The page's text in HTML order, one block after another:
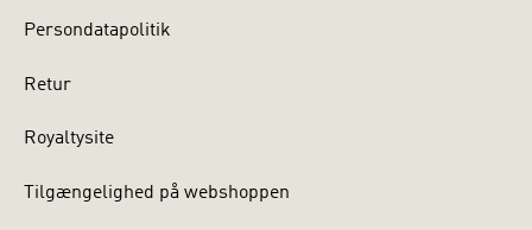
Persondatapolitik
Retur
Royaltysite
Tilgængelighed på webshoppen